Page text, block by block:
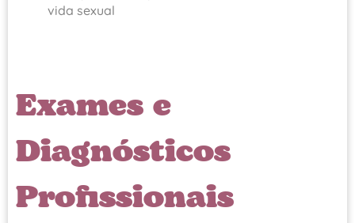
vida sexual
Exames e
Diagnósticos
Profissionais